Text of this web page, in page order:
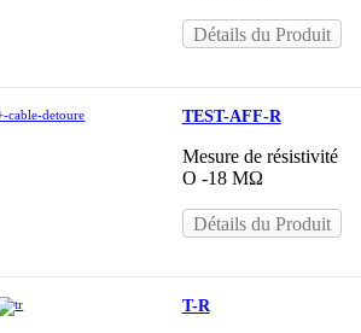
Détails du Produit
TEST-AFF-R
Mesure de résistivité
O -18 MΩ
Détails du Produit
T-R